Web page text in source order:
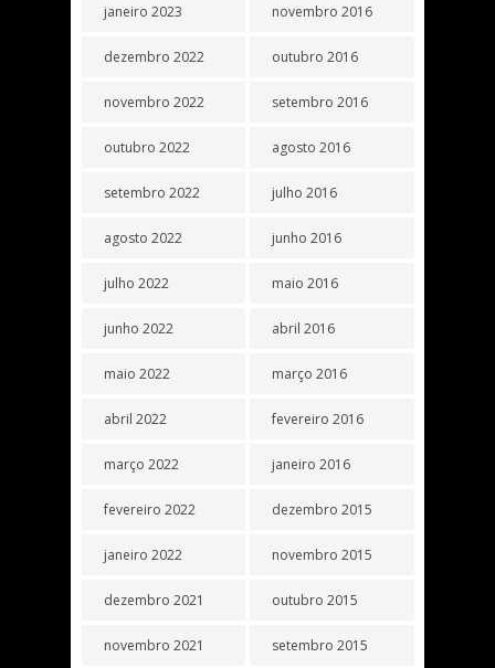
janeiro 2023
dezembro 2022
novembro 2022
outubro 2022
setembro 2022
agosto 2022
julho 2022
junho 2022
maio 2022
abril 2022
março 2022
fevereiro 2022
janeiro 2022
dezembro 2021
novembro 2021
novembro 2016
outubro 2016
setembro 2016
agosto 2016
julho 2016
junho 2016
maio 2016
abril 2016
março 2016
fevereiro 2016
janeiro 2016
dezembro 2015
novembro 2015
outubro 2015
setembro 2015